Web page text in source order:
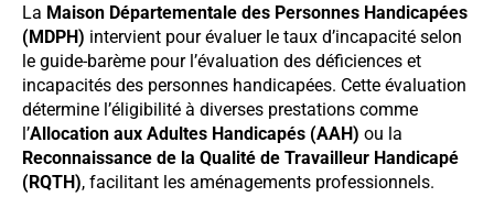
La Maison Départementale des Personnes Handicapées
(MDPH) intervient pour évaluer le taux d’incapacité selon
le guide-barème pour l’évaluation des déficiences et
incapacités des personnes handicapées. Cette évaluation
détermine l’éligibilité à diverses prestations comme
l’Allocation aux Adultes Handicapés (AAH) ou la
Reconnaissance de la Qualité de Travailleur Handicapé
(RQTH), facilitant les aménagements professionnels.